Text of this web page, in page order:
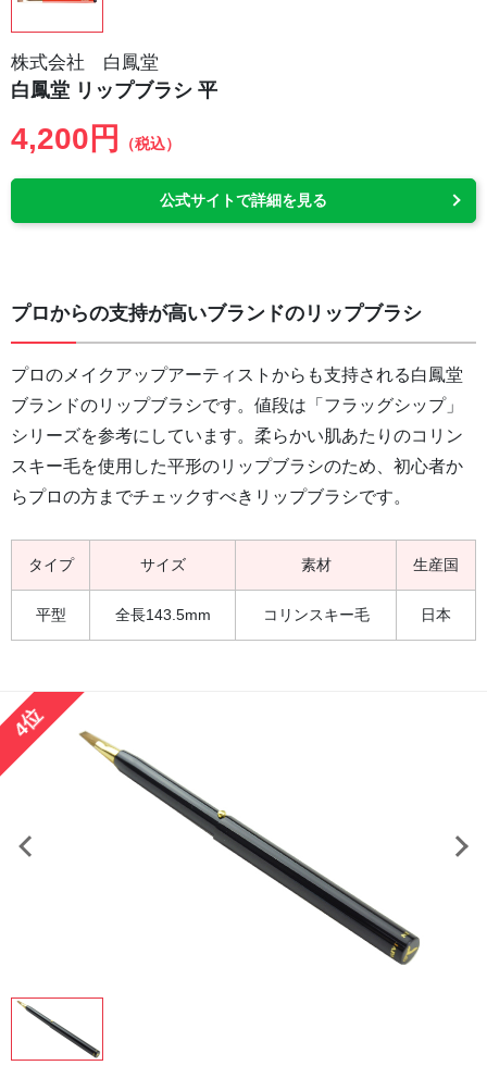
株式会社 白鳳堂
白鳳堂 リップブラシ 平
4,200円 （税込）
公式サイトで詳細を見る
プロからの支持が高いブランドのリップブラシ
プロのメイクアップアーティストからも支持される白鳳堂
ブランドのリップブラシです。値段は「フラッグシップ」
シリーズを参考にしています。柔らかい肌あたりのコリン
スキー毛を使用した平形のリップブラシのため、初心者か
らプロの方までチェックすべきリップブラシです。
タイプ サイズ 素材 生産国
平型 全長143.5mm コリンスキー毛 日本
4位